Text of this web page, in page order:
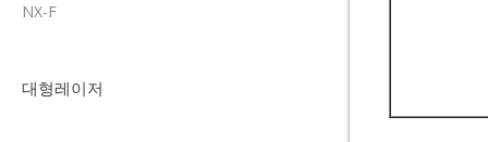
NX-F
대형레이저